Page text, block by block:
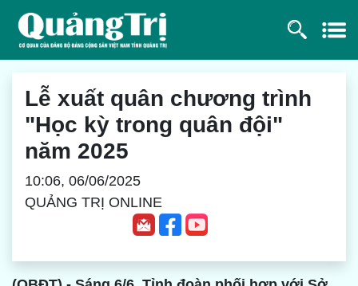
Lễ xuất quân chương trình
"Học kỳ trong quân đội"
năm 2025
10:06, 06/06/2025
QUẢNG TRỊ ONLINE